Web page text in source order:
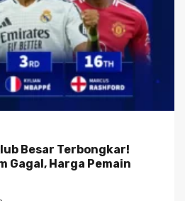
Besar Terbongkar!
Gagal, Harga Pemain